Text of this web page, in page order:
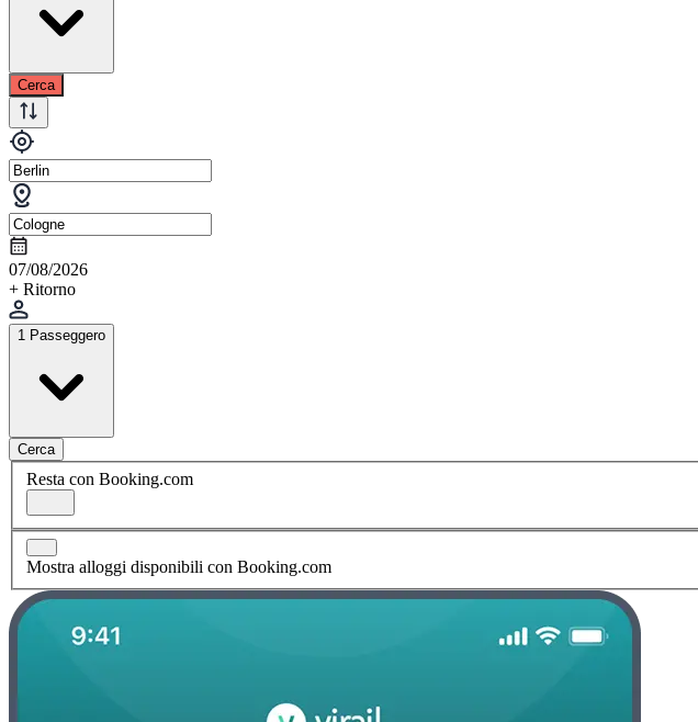
Cerca
07/08/2026
+ Ritorno
1 Passeggero
Cerca
Resta con Booking.com
Mostra alloggi disponibili con Booking.com